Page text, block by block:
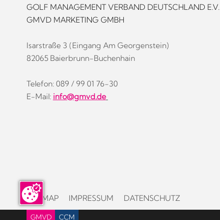
GOLF MANAGEMENT VERBAND DEUTSCHLAND E.V.
GMVD MARKETING GMBH
Isarstraße 3 (Eingang Am Georgenstein)
82065 Baierbrunn-Buchenhain
Telefon: 089 / 99 01 76-30
E-Mail: info@gmvd.de
SITEMAP IMPRESSUM DATENSCHUTZ
GMVD CCM